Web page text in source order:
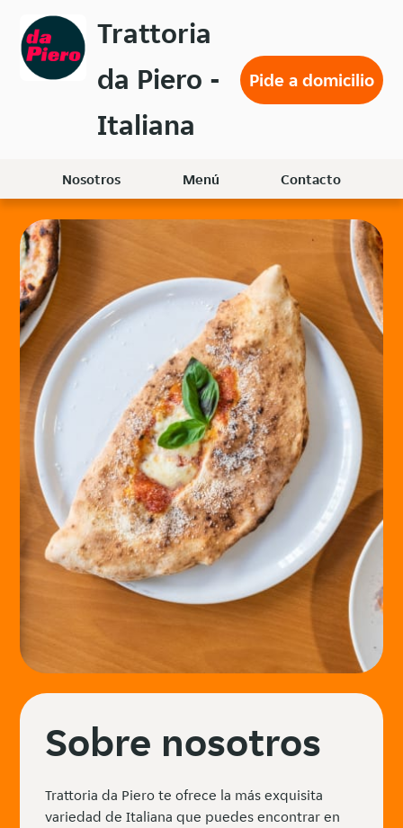
menú
principal
Trattoria
da Piero -
Italiana
Pide a domicilio
Nosotros Menú Contacto
Sobre nosotros
Trattoria da Piero te ofrece la más exquisita
variedad de Italiana que puedes encontrar en